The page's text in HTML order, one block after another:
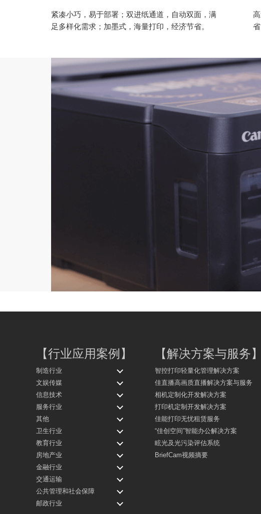
紧凑小巧，易于部署；双进纸通道，自动双面，满
足多样化需求；加墨式，海量打印，经济节省。
省
【行业应用案例】
制造行业
文娱传媒
信息技术
服务行业
其他
卫生行业
教育行业
房地产业
金融行业
交通运输
公共管理和社会保障
邮政行业
【解决方案与服务】
智控打印轻量化管理解决方案
佳直播高画质直播解决方案与服务
相机定制化开发解决方案
打印机定制开发解决方案
佳能打印无忧租赁服务
“佳创空间”智能办公解决方案
眩光及光污染评估系统
BriefCam视频摘要